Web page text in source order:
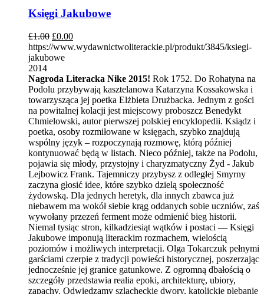
Księgi Jakubowe
£1.00 £0.00
https://www.wydawnictwoliterackie.pl/produkt/3845/ksiegi-
jakubowe
2014
Nagroda Literacka Nike 2015! Rok 1752. Do Rohatyna na
Podolu przybywają kasztelanowa Katarzyna Kossakowska i
towarzysząca jej poetka Elżbieta Drużbacka. Jednym z gości
na powitalnej kolacji jest miejscowy proboszcz Benedykt
Chmielowski, autor pierwszej polskiej encyklopedii. Ksiądz i
poetka, osoby rozmiłowane w księgach, szybko znajdują
wspólny język – rozpoczynają rozmowę, którą później
kontynuować będą w listach. Nieco później, także na Podolu,
pojawia się młody, przystojny i charyzmatyczny Żyd - Jakub
Lejbowicz Frank. Tajemniczy przybysz z odległej Smyrny
zaczyna głosić idee, które szybko dzielą społeczność
żydowską. Dla jednych heretyk, dla innych zbawca już
niebawem ma wokół siebie krąg oddanych sobie uczniów, zaś
wywołany przezeń ferment może odmienić bieg historii.
Niemal tysiąc stron, kilkadziesiąt wątków i postaci — Księgi
Jakubowe imponują literackim rozmachem, wielością
poziomów i możliwych interpretacji. Olga Tokarczuk pełnymi
garściami czerpie z tradycji powieści historycznej, poszerzając
jednocześnie jej granice gatunkowe. Z ogromną dbałością o
szczegóły przedstawia realia epoki, architekturę, ubiory,
zapachy. Odwiedzamy szlacheckie dwory, katolickie plebanie